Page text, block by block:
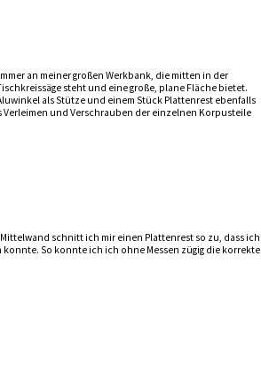
an meiner großen Werkbank, die mitten in der
steht und eine große, plane Fläche bietet.
als Stütze und einem Stück Plattenrest ebenfalls
Verleimen und Verschrauben der einzelnen Korpusteile
schnitt ich mir einen Plattenrest so zu, dass ich
So konnte ich ich ohne Messen zügig die korrekte